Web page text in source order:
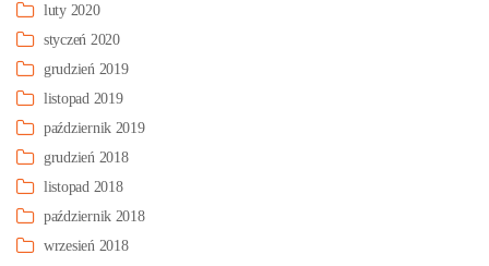
luty 2020
styczeń 2020
grudzień 2019
listopad 2019
październik 2019
grudzień 2018
listopad 2018
październik 2018
wrzesień 2018